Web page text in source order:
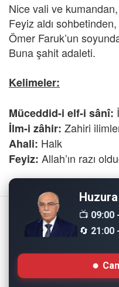
Nice vali ve kumandan,
Feyiz aldı sohbetinden,
Ömer Faruk’un
Buna şahit adaleti.
Kelimeler:
Müceddid-i elf-i sânî:
İlm-i zâhir: Zahiri
Ahali: Halk
Feyiz: Allah’ın razı
Sitemizdeki bilgiler,
hazırlanmıştır.
📺 09:00
🔄 21:00